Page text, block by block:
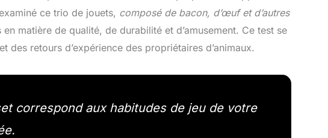
ce trio de jouets, composé de bacon, d’œuf et d’autres
matière de qualité, de durabilité et d’amusement. Ce test se
des retours d’expérience des propriétaires d’animaux.
correspond aux habitudes de jeu de votre